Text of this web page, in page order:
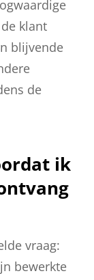
klant
blijvende
de
ik
vraag:
bewerkte